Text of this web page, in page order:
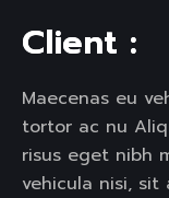
Client :
Maecenas eu
tortor ac nu
risus eget nibh
vehicula nisi,